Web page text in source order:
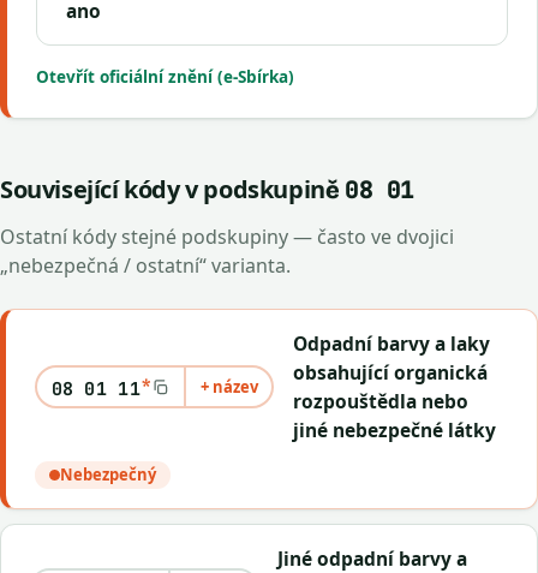
ano
Otevřít oficiální znění (e-Sbírka)
Související kódy v podskupině 08 01
Ostatní kódy stejné podskupiny — často ve dvojici
„nebezpečná / ostatní“ varianta.
08 01 11* + název
Odpadní barvy a laky
obsahující organická
rozpouštědla nebo
jiné nebezpečné látky
Nebezpečný
Jiné odpadní barvy a